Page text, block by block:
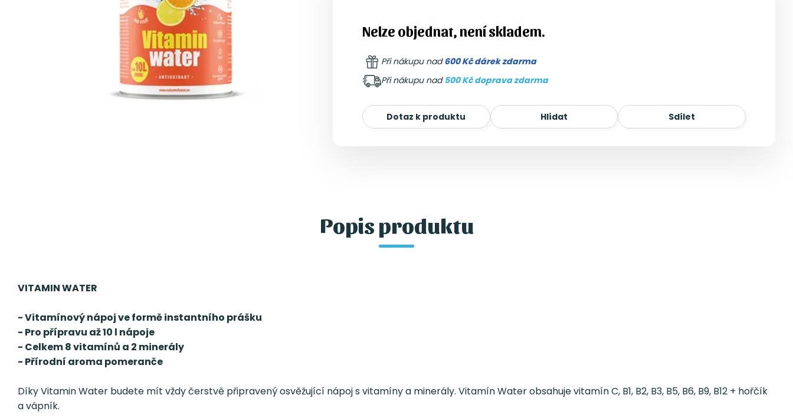
Nelze objednat, není skladem.
Při nákupu nad600 Kč dárek zdarma
Při nákupu nad 500 Kč doprava zdarma
Dotaz k produktu Hlídat Sdílet
Popis produktu
VITAMIN WATER
- Vitamínový nápoj ve formě instantního prášku
- Pro přípravu až 10 l nápoje
- Celkem 8 vitamínů a 2 minerály
- Přírodní aroma pomeranče
Díky Vitamin Water budete mít vždy čerstvě připravený osvěžující nápoj s vitamíny a minerály. Vitamín Water obsahuje vitamín C, B1, B2, B3, B5, B6, B9, B12 + hořčík
a vápník.